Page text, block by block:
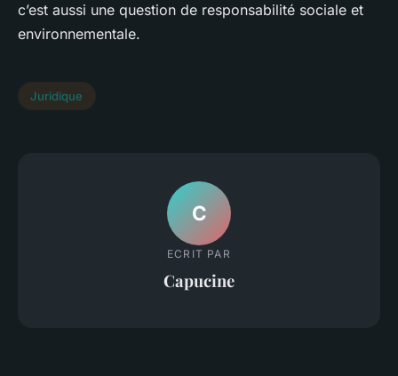
c’est aussi une question de responsabilité sociale et
environnementale.
Juridique
C
ECRIT PAR
Capucine